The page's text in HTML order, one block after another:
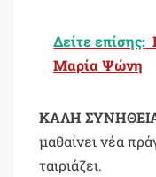
Δείτε επίσης:
Μαρία Ψώνη
ΚΑΛΗ
μαθαίνει νέα
ταιριάζει.